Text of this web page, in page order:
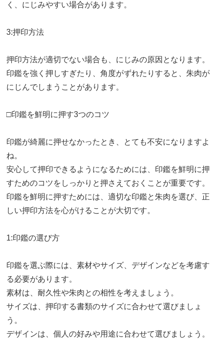
く、にじみやすい場合があります。
3:押印方法
押印方法が適切でない場合も、にじみの原因となります。
印鑑を強く押しすぎたり、角度がずれたりすると、朱肉が
にじんでしまうことがあります。
□印鑑を鮮明に押す3つのコツ
印鑑が綺麗に押せなかったとき、とても不安になりますよ
ね。
安心して押印できるようになるためには、印鑑を鮮明に押
すためのコツをしっかりと押さえておくことが重要です。
印鑑を鮮明に押すためには、適切な印鑑と朱肉を選び、正
しい押印方法を心がけることが大切です。
1:印鑑の選び方
印鑑を選ぶ際には、素材やサイズ、デザインなどを考慮す
る必要があります。
素材は、耐久性や朱肉との相性を考えましょう。
サイズは、押印する書類のサイズに合わせて選びましょ
う。
デザインは、個人の好みや用途に合わせて選びましょう。